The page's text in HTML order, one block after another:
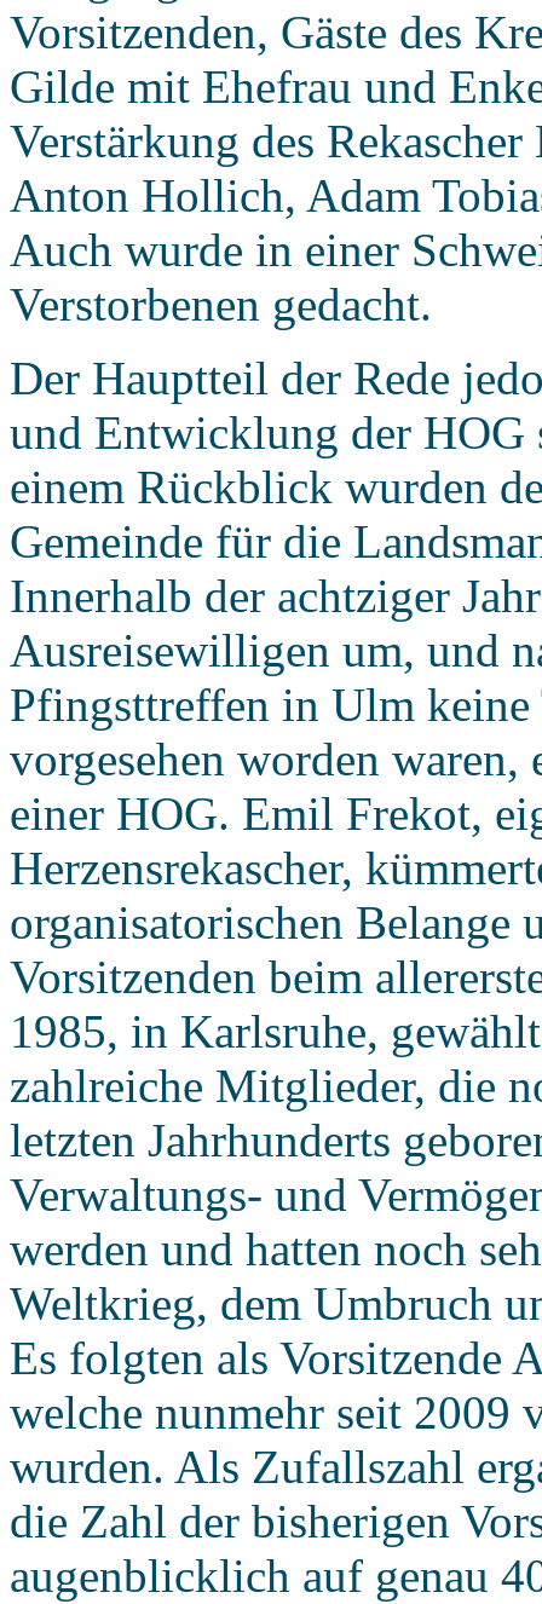
Vorsitzenden, Gäste des
Gilde mit Ehefrau und
Verstärkung des
Anton Hollich, Adam
Auch wurde in einer
Verstorbenen gedacht.
Der Hauptteil der Rede
und Entwicklung der HOG
einem Rückblick wurden
Gemeinde für die
Innerhalb der achtziger
Ausreisewilligen um, und
Pfingsttreffen in Ulm keine
vorgesehen worden
einer HOG. Emil Frekot,
Herzensrekascher,
organisatorischen Belange
Vorsitzenden beim
1985, in Karlsruhe,
zahlreiche Mitglieder, die
letzten Jahrhunderts
Verwaltungs- und
werden und hatten noch
Weltkrieg, dem Umbruch
Es folgten als Vorsitzende
welche nunmehr seit 2009
wurden. Als Zufallszahl
die Zahl der bisherigen
augenblicklich auf genau